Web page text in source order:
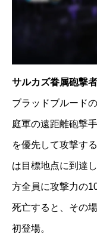
サルカズ眷属砲撃
ブラッドブルード
庭軍の遠距離砲撃
を優先して攻撃す
は目標地点に到達
方全員に攻撃力の
死亡すると、その
初登場。